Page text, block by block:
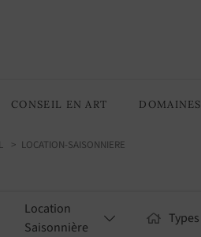
CONSEIL EN ART
LOCATION-SAISONNIERE
Location
Saisonnière